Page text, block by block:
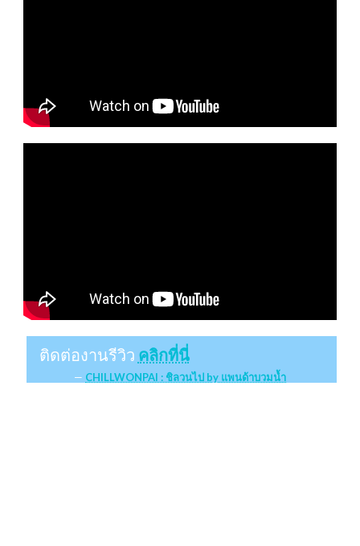
ติดต่องานรีวิว คลิกที่นี่
CHILLWONPAI : ชิลวนไป by แพนด้าบวมน้ำ